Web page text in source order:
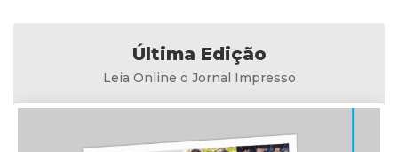
Última Edição
Leia Online o Jornal Impresso